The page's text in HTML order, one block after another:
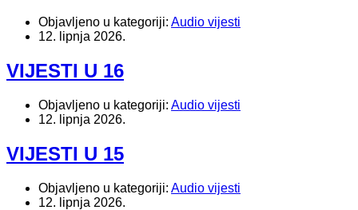
Objavljeno u kategoriji: Audio vijesti
12. lipnja 2026.
VIJESTI U 16
Objavljeno u kategoriji: Audio vijesti
12. lipnja 2026.
VIJESTI U 15
Objavljeno u kategoriji: Audio vijesti
12. lipnja 2026.